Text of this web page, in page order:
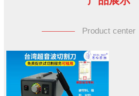
———— Product center